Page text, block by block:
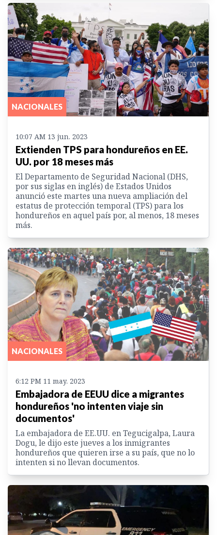
NACIONALES
10:07 AM 13 jun. 2023
Extienden TPS para hondureños en EE.
UU. por 18 meses más
El Departamento de Seguridad Nacional (DHS,
por sus siglas en inglés) de Estados Unidos
anunció este martes una nueva ampliación del
estatus de protección temporal (TPS) para los
hondureños en aquel país por, al menos, 18 meses
más.
NACIONALES
6:12 PM 11 may. 2023
Embajadora de EEUU dice a migrantes
hondureños 'no intenten viaje sin
documentos'
La embajadora de EE.UU. en Tegucigalpa, Laura
Dogu, le dijo este jueves a los inmigrantes
hondureños que quieren irse a su país, que no lo
intenten si no llevan documentos.